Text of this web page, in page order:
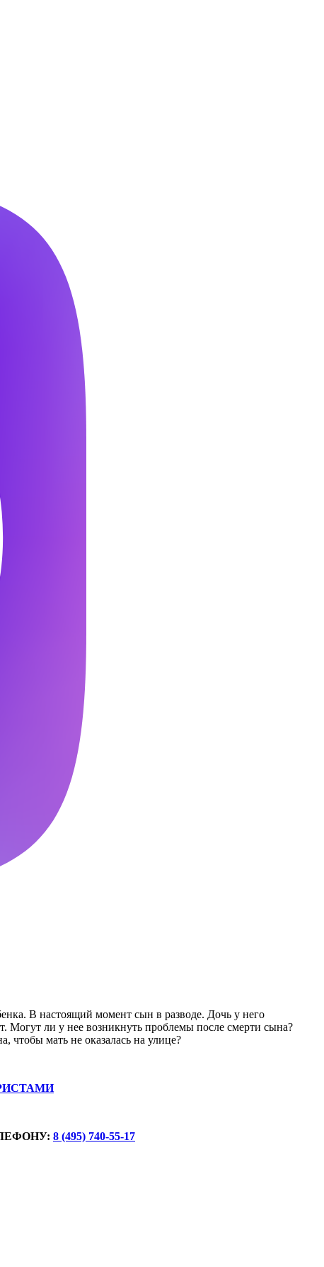
В настоящий момент сын в разводе. Дочь у него
Могут ли у нее возникнуть проблемы после смерти сына?
чтобы мать не оказалась на улице?
8 (495) 740-55-17